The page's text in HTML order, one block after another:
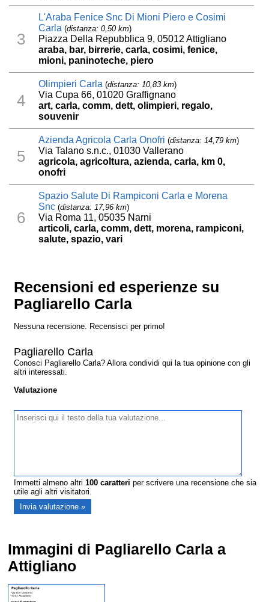
3
L'Araba Fenice Snc Di Mioni Piero e Cosimi
Carla (distanza: 0,50 km)
Piazza Della Repubblica 9, 05012 Attigliano
araba, bar, birrerie, carla, cosimi, fenice,
mioni, paninoteche, piero
4
Olimpieri Carla (distanza: 10,83 km)
Via Cupa 66, 01020 Graffignano
art, carla, comm, dett, olimpieri, regalo,
souvenir
5
Azienda Agricola Carla Onofri (distanza: 14,79 km)
Via Talano s.n.c., 01030 Vallerano
agricola, agricoltura, azienda, carla, km 0,
onofri
6
Spazio Salute Di Rampiconi Carla e Morena
Snc (distanza: 17,96 km)
Via Roma 11, 05035 Narni
articoli, carla, comm, dett, morena, rampiconi,
salute, spazio, vari
Recensioni ed esperienze su
Pagliarello Carla
Nessuna recensione. Recensisci per primo!
Pagliarello Carla
Conosci Pagliarello Carla? Allora condividi qui la tua opinione con gli
altri interessati.
Valutazione
Immetti almeno altri100 caratteri per scrivere una recensione che sia
utile agli altri visitatori.
Immagini di Pagliarello Carla a
Attigliano